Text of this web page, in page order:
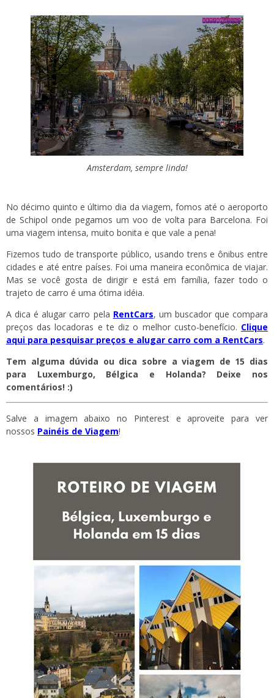
Amsterdam, sempre linda!
No décimo quinto e último dia da viagem, fomos até o aeroporto
de Schipol onde pegamos um voo de volta para Barcelona. Foi
uma viagem intensa, muito bonita e que vale a pena!
Fizemos tudo de transporte público, usando trens e ônibus entre
cidades e até entre países. Foi uma maneira econômica de viajar.
Mas se você gosta de dirigir e está em família, fazer todo o
trajeto de carro é uma ótima idéia.
A dica é alugar carro pela RentCars, um buscador que compara
preços das locadoras e te diz o melhor custo-benefício. Clique
aqui para pesquisar preços e alugar carro com a RentCars.
Tem alguma dúvida ou dica sobre a viagem de 15 dias
para Luxemburgo, Bélgica e Holanda? Deixe nos
comentários! :)
Salve a imagem abaixo no Pinterest e aproveite para ver
nossos Painéis de Viagem!